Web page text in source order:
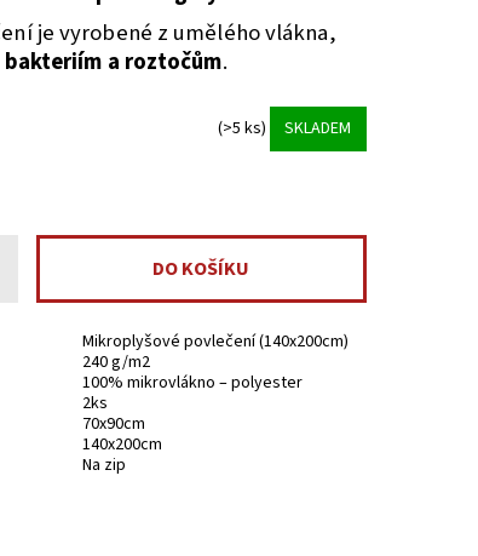
je vyrobené z umělého vlákna,
a roztočům.
(>5 ks) SKLADEM
Mikroplyšové povlečení (140x200cm)
240 g/m2
100% mikrovlákno – polyester
2ks
70x90cm
140x200cm
Na zip